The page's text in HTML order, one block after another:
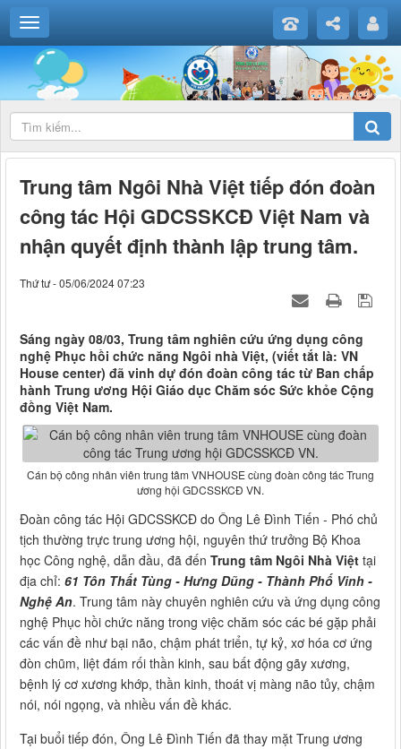
Trung tâm Ngôi Nhà Việt tiếp đón đoàn
công tác Hội GDCSSKCĐ Việt Nam và
nhận quyết định thành lập trung tâm.
Thứ tư - 05/06/2024 07:23
Sáng ngày 08/03, Trung tâm nghiên cứu ứng dụng công
nghệ Phục hồi chức năng Ngôi nhà Việt, (viết tắt là: VN
House center) đã vinh dự đón đoàn công tác từ Ban chấp
hành Trung ương Hội Giáo dục Chăm sóc Sức khỏe Cộng
đồng Việt Nam.
Cán bộ công nhân viên trung tâm VNHOUSE cùng đoàn công tác Trung
ương hội GDCSSKCĐ VN.
Đoàn công tác Hội GDCSSKCĐ do Ông Lê Đình Tiến - Phó chủ
tịch thường trực trung ương hội, nguyên thứ trưởng Bộ Khoa
học Công nghệ, dẫn đầu, đã đến Trung tâm Ngôi Nhà Việt tại
địa chỉ: 61 Tôn Thất Tùng - Hưng Dũng - Thành Phố Vinh -
Nghệ An. Trung tâm này chuyên nghiên cứu và ứng dụng công
nghệ Phục hồi chức năng trong việc chăm sóc các bé gặp phải
các vấn đề như bại não, chậm phát triển, tự kỷ, xơ hóa cơ ứng
đòn chũm, liệt đám rối thần kinh, sau bất động gãy xương,
bệnh lý cơ xương khớp, thần kinh, thoát vị màng não tủy, chậm
nói, nói ngọng, và nhiều vấn đề khác.
Tại buổi tiếp đón, Ông Lê Đình Tiến đã thay mặt Trung ương